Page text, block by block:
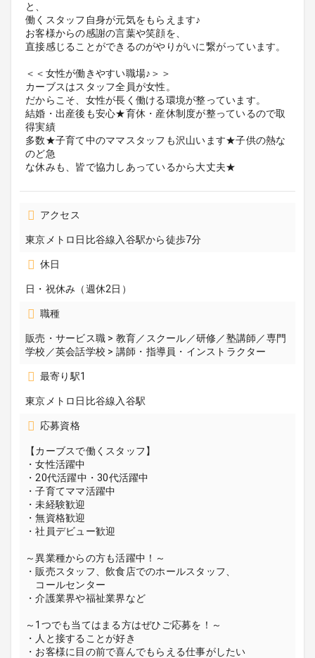
と、
働くスタッフ自身が元気をもらえます♪
お客様からの感謝の言葉や笑顔を、
直接感じることができるのがやりがいに繋がっています。
＜＜女性が働きやすい職場♪＞＞
カーブスはスタッフ全員が女性。
だからこそ、女性が長く働ける環境が整っています。
結婚・出産後も安心★育休・産休制度が整っているので取
得実績
多数★子育て中のママスタッフも沢山います★子供の熱な
のど急
な休みも、皆で協力しあっているから大丈夫★
アクセス
東京メトロ日比谷線入谷駅から徒歩7分
休日
日・祝休み（週休2日）
職種
販売・サービス職 > 教育／スクール／研修／塾講師／専門
学校／英会話学校 > 講師・指導員・インストラクター
最寄り駅1
東京メトロ日比谷線入谷駅
応募資格
【カーブスで働くスタッフ】
・女性活躍中
・20代活躍中・30代活躍中
・子育てママ活躍中
・未経験歓迎
・無資格歓迎
・社員デビュー歓迎
～異業種からの方も活躍中！～
・販売スタッフ、飲食店でのホールスタッフ、
コールセンター
・介護業界や福祉業界など
～1つでも当てはまる方はぜひご応募を！～
・人と接することが好き
・お客様に目の前で喜んでもらえる仕事がしたい